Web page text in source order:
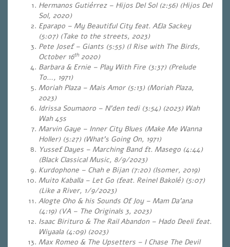
Hermanos Gutiérrez – Hijos Del Sol (2:56) (Hijos Del
Sol, 2020)
Eparapo – My Beautiful City feat. Afla Sackey
(5:07) (Take to the streets, 2023)
Pete Josef – Giants (5:55) (I Rise with The Birds,
October 16th 2020)
Barbara & Ernie – Play With Fire (3:37) (Prelude
To…, 1971)
Moriah Plaza – Mais Amor (5:13)(Moriah Plaza,
2023)
Idrissa Soumaoro – N’den tedi (3:54) (2023) Wah
Wah 45s
Marvin Gaye – Inner City Blues (Make Me Wanna
Holler) (5:27) (What’s Going On, 1971)
Yussef Dayes – Marching Band ft. Masego (4:44)
(Black Classical Music, 8/9/2023)
Kurdophone – Chah e Bijan (7:20) (Isomer, 2019)
Muito Kaballa – Let Go (feat. Reinel Bakolé) (5:07)
(Like a River, 1/9/2023)
Alogte Oho & his Sounds Of Joy – Mam Da’ana
(4:19) (VA – The Originals 3, 2023)
Isaac Birituro & The Rail Abandon – Hado Deeli feat.
Wiyaala (4:09) (2023)
Max Romeo & The Upsetters – I Chase The Devil